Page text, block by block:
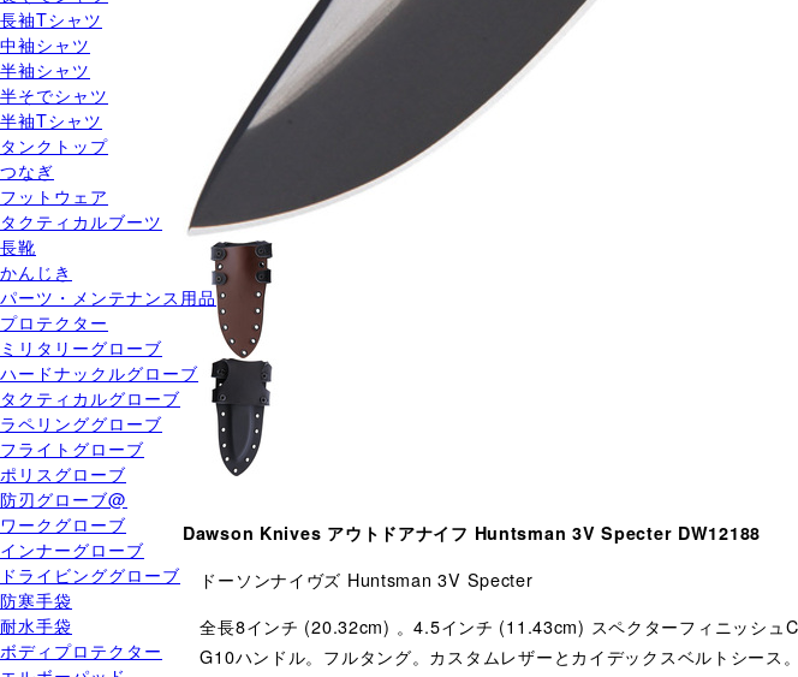
長袖Tシャツ
中袖シャツ
半袖シャツ
半そでシャツ
半袖Tシャツ
タンクトップ
つなぎ
フットウェア
タクティカルブーツ
長靴
かんじき
パーツ・メンテナンス用品
プロテクター
ミリタリーグローブ
ハードナックルグローブ
タクティカルグローブ
ラペリンググローブ
フライトグローブ
ポリスグローブ
防刃グローブ@
ワークグローブ
インナーグローブ
ドライビンググローブ
防寒手袋
耐水手袋
ボディプロテクター
Dawson Knives アウトドアナイフ Huntsman 3V Specter DW12188
ドーソンナイヴズ Huntsman 3V Specter
全長8インチ (20.32cm) 。4.5インチ (11.43cm) スペクターフィニッシュ
G10ハンドル。フルタング。カスタムレザーとカイデックスベルトシース